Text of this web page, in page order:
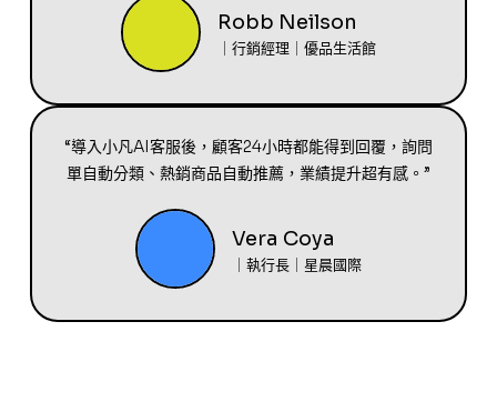
Robb Neilson
｜行銷經理｜優品生活館
“導入小凡AI客服後，顧客24小時都能得到回覆，詢問
單自動分類、熱銷商品自動推薦，業績提升超有感。”
Vera Coya
｜執行長｜星晨國際